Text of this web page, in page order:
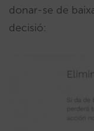
donar-se de
decisió: